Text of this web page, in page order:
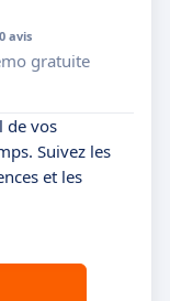
avis
gratuite
de vos
Suivez les
et les